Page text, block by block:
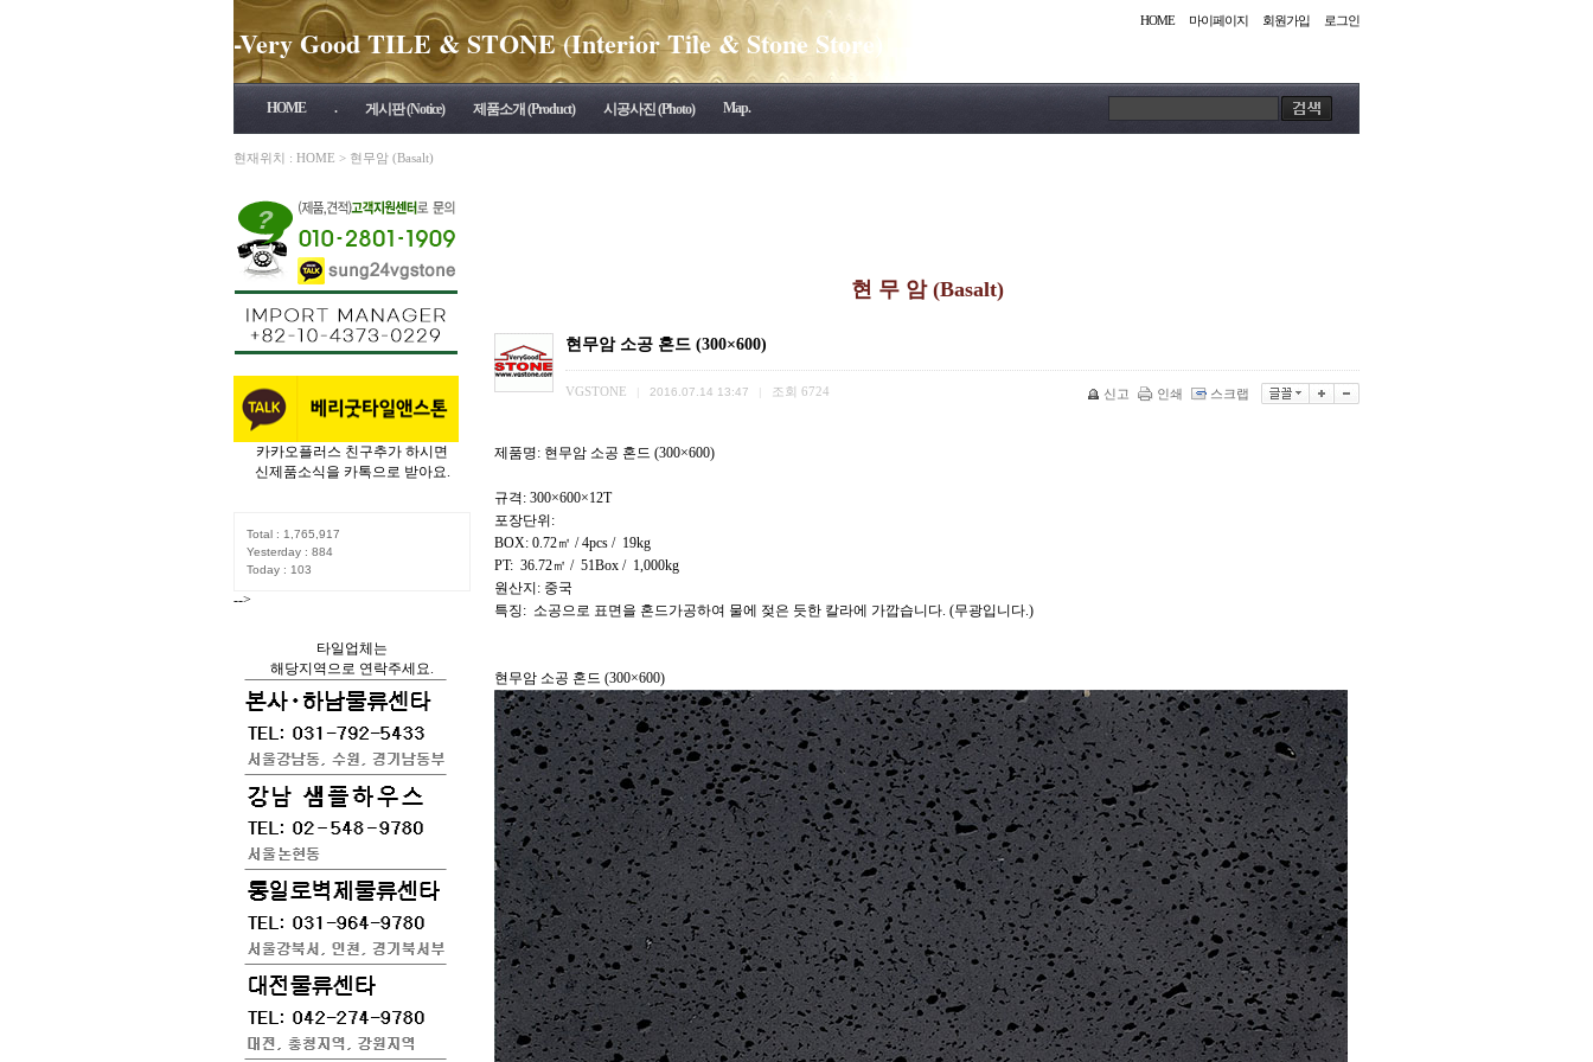
-Very Good TILE & STONE (Interior Tile & Stone Store)
HOME 마이페이지 회원가입 로그인
HOME . 게시판 (Notice) 제품소개 (Product) 시공사진 (Photo) Map.
현재위치 : HOME > 현무암 (Basalt)
카카오플러스 친구추가 하시면
신제품소식을 카톡으로 받아요.
Total : 1,765,917
Yesterday : 884
Today : 103
-->
타일업체는
해당지역으로 연락주세요.
현 무 암 (Basalt)
현무암 소공 혼드 (300×600)
VGSTONE 2016.07.14 13:47 조회 6724 신고 인쇄 스크랩
제품명: 현무암 소공 혼드 (300×600)
규격: 300×600×12T
포장단위:
BOX: 0.72㎡ / 4pcs / 19kg
PT: 36.72㎡ / 51Box / 1,000kg
원산지: 중국
특징: 소공으로 표면을 혼드가공하여 물에 젖은 듯한 칼라에 가깝습니다. (무광입니다.)
현무암 소공 혼드 (300×600)